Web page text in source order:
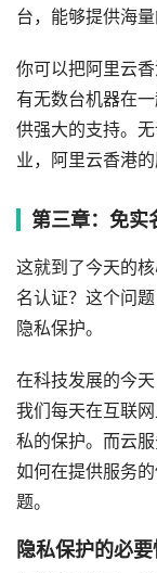
台，能够提供海
你可以把阿里云
有无数台机器在
供强大的支持。
业，阿里云香港
第三章：免实
这就到了今天的
名认证？这个问
隐私保护。
在科技发展的今
我们每天在互联
私的保护。而云
如何在提供服务
题。
隐私保护的必